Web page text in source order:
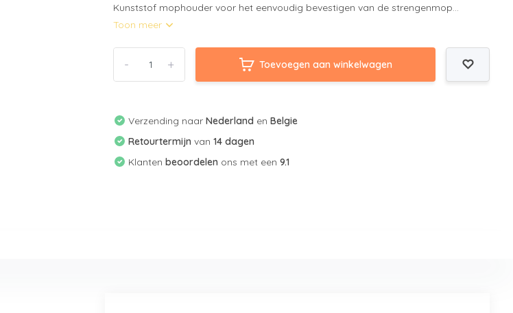
Kunststof mophouder voor het eenvoudig bevestigen van de strengenmop...
Toon meer
+
- Toevoegen aan winkelwagen
Verzending naarNederland enBelgie
Retourtermijn van14 dagen
Klantenbeoordelen ons met een9.1